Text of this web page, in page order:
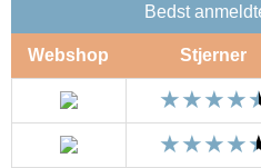
Bedst
Webshop Stjerner